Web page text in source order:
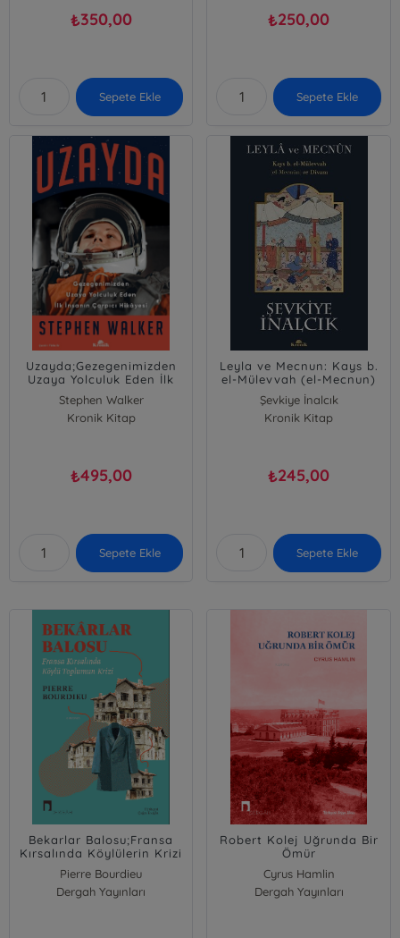
₺350,00
Sepete Ekle
₺250,00
Sepete Ekle
Uzayda;Gezegenimizden
Uzaya Yolculuk Eden İlk
İnsanın Çarpıcı Hikâyesi
Stephen Walker
Kronik Kitap
₺495,00
Sepete Ekle
Leyla ve Mecnun: Kays b.
el-Mülevvah (el-Mecnun)
ve Divanı
Şevkiye İnalcık
Kronik Kitap
₺245,00
Sepete Ekle
Bekarlar Balosu;Fransa
Kırsalında Köylülerin Krizi
Pierre Bourdieu
Dergah Yayınları
Robert Kolej Uğrunda Bir
Ömür
Cyrus Hamlin
Dergah Yayınları